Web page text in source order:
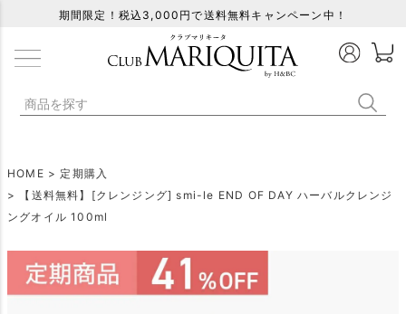
期間限定！税込3,000円で送料無料キャンペーン中！
HOME
定期購入
【送料無料】[クレンジング] smi-le END OF DAY ハーバルクレンジ
ングオイル 100ml